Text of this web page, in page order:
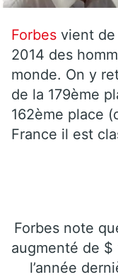
Forbes vient de
2014 des
monde. On y
de la 179ème
162ème place
France il est
Forbes note
augmenté de
l’année